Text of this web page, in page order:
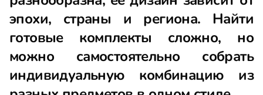
эпохи, страны и региона. Найти
готовые комплекты сложно, но
можно самостоятельно собрать
индивидуальную комбинацию из